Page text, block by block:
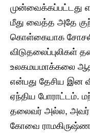
முன்வைக்கப்பட்டது
மீது வைத்த அதே
கொள்கையாக
விடுதலைப்புலிகள்
உலகமயமாக்கலை
என்பது தேசிய இன
ஏந்திய போராட்டம்.
தலைவர் அல்ல, அவர்
கோவை